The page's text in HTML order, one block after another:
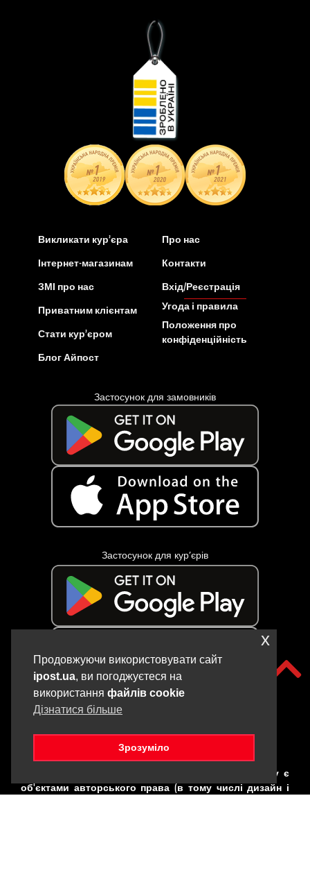
Викликати кур’єра
Інтернет-магазинам
ЗМІ про нас
Приватним клієнтам
Стати кур’єром
Блог Айпост
Про нас
Контакти
Вхід/Реєстрація
Угода і правила
Положення про
конфіденційність
Застосунок для замовників
Застосунок для кур’єрів
Copyright © iPOST, 2017-2025. Всі матеріали даного сайту є
об'єктами авторського права (в тому числі дизайн і
Продовжуючи використовувати сайт
ipost.ua, ви погоджуєтеся на
використання файлів cookie
Дізнатися більше
Зрозуміло
x